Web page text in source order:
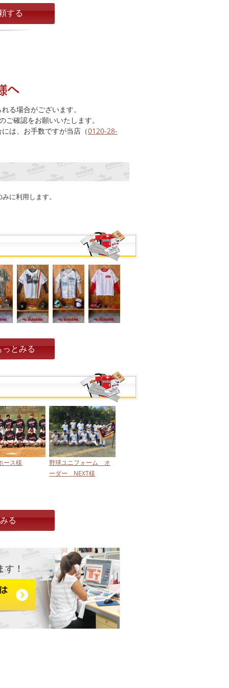
る場合がございます。
確認をお願いいたします。
は、お手数ですが当店（0120-28-
に利用します。
とみる
ース様
野球ユニフォーム オ
ーダー NEXT様
る
！